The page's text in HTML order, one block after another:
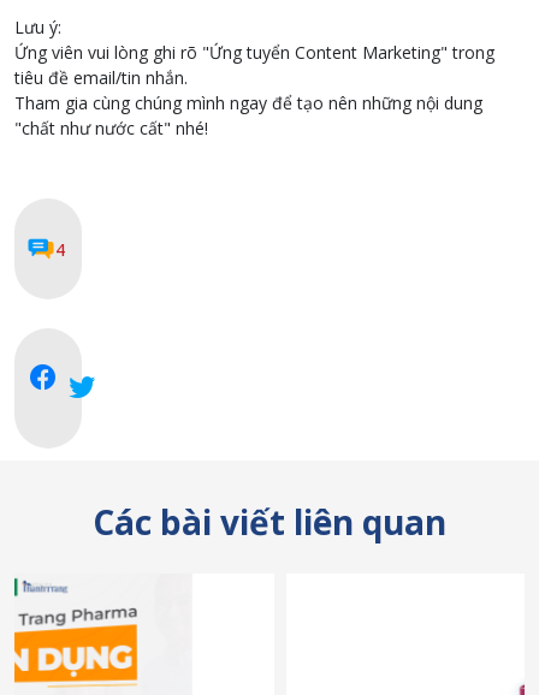
4
Lưu ý:
Ứng viên vui lòng ghi rõ "Ứng tuyển Content Marketing" trong
tiêu đề email/tin nhắn.
Tham gia cùng chúng mình ngay để tạo nên những nội dung
"chất như nước cất" nhé!
Các bài viết liên quan